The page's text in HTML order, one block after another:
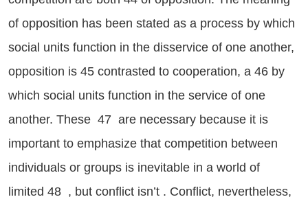
of opposition has been stated as a process by which
social units function in the disservice of one another,
opposition is 45 contrasted to cooperation, a 46 by
which social units function in the service of one
another. These 47 are necessary because it is
important to emphasize that competition between
individuals or groups is inevitable in a world of
limited 48 , but conflict isn’t . Conflict, nevertheless,